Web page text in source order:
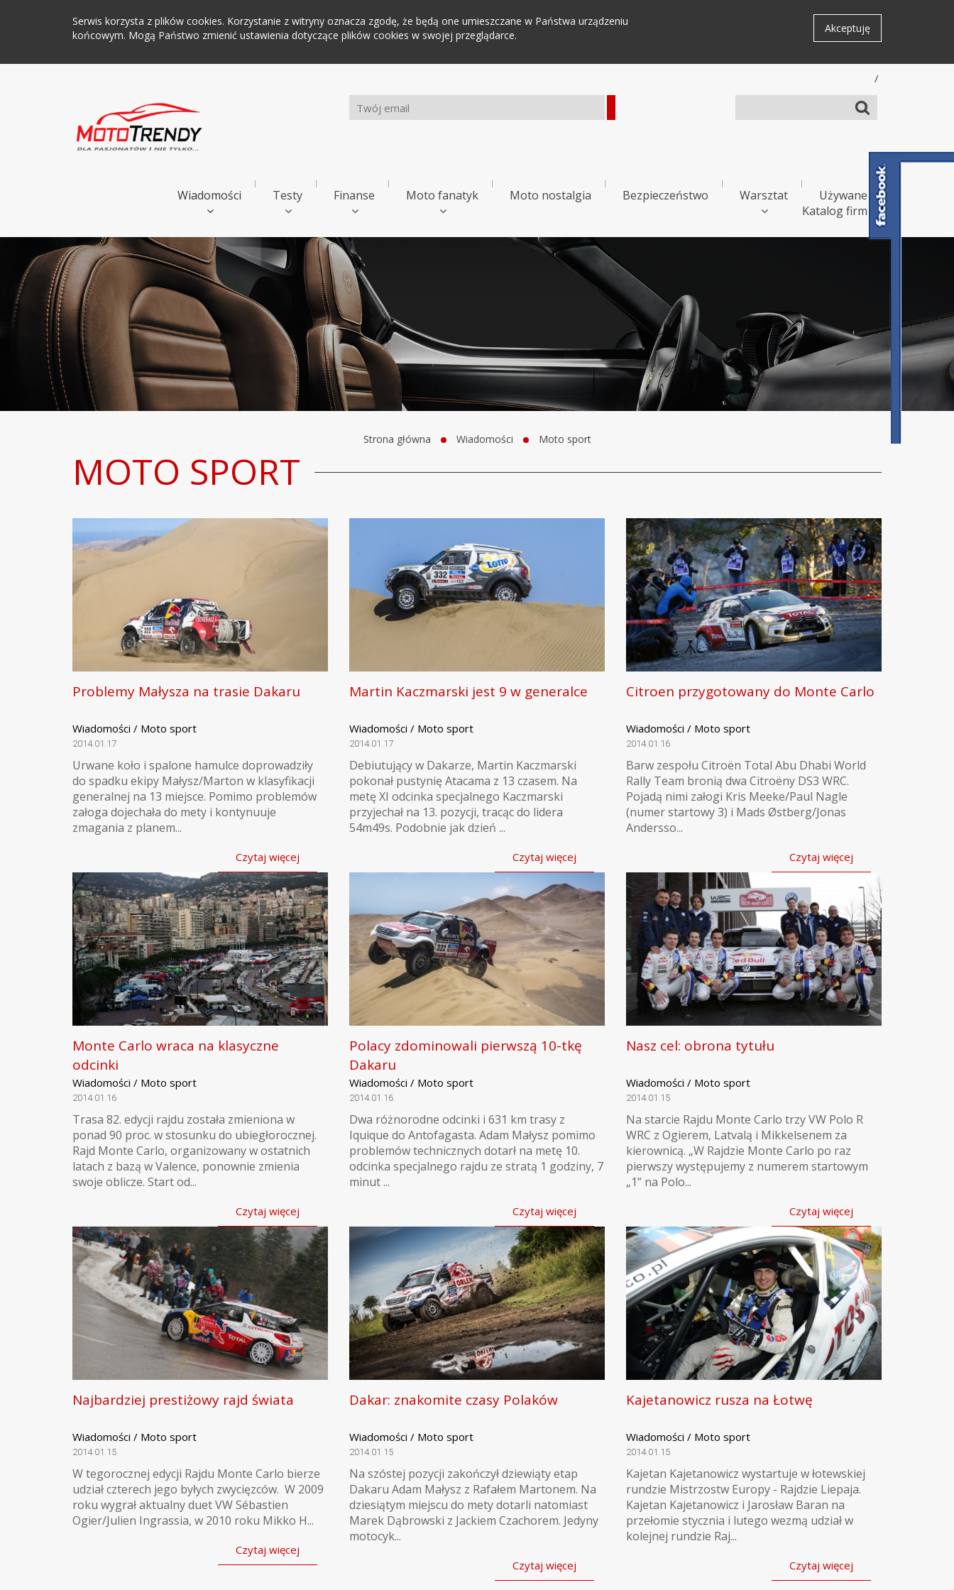
Serwis korzysta z plików cookies. Korzystanie z witryny oznacza zgodę, że będą one umieszczane w Państwa urządzeniu
końcowym. Mogą Państwo zmienić ustawienia dotyczące plików cookies w swojej przeglądarce.
Akceptuję
/
Wiadomości Testy Finanse Moto fanatyk Moto nostalgia Bezpieczeństwo Warsztat
Używane
Katalog firm
Strona główna Wiadomości Moto sport
MOTO SPORT
Problemy Małysza na trasie Dakaru
Wiadomości / Moto sport
2014.01.17
Urwane koło i spalone hamulce doprowadziły
do spadku ekipy Małysz/Marton w klasyfikacji
generalnej na 13 miejsce. Pomimo problemów
załoga dojechała do mety i kontynuuje
zmagania z planem...
Czytaj więcej
Martin Kaczmarski jest 9 w generalce
Wiadomości / Moto sport
2014.01.17
Debiutujący w Dakarze, Martin Kaczmarski
pokonał pustynię Atacama z 13 czasem. Na
metę XI odcinka specjalnego Kaczmarski
przyjechał na 13. pozycji, tracąc do lidera
54m49s. Podobnie jak dzień ...
Czytaj więcej
Citroen przygotowany do Monte Carlo
Wiadomości / Moto sport
2014.01.16
Barw zespołu Citroën Total Abu Dhabi World
Rally Team bronią dwa Citroëny DS3 WRC.
Pojadą nimi załogi Kris Meeke/Paul Nagle
(numer startowy 3) i Mads Østberg/Jonas
Andersso...
Czytaj więcej
Monte Carlo wraca na klasyczne
odcinki
Wiadomości / Moto sport
2014.01.16
Trasa 82. edycji rajdu została zmieniona w
ponad 90 proc. w stosunku do ubiegłorocznej.
Rajd Monte Carlo, organizowany w ostatnich
latach z bazą w Valence, ponownie zmienia
swoje oblicze. Start od...
Czytaj więcej
Polacy zdominowali pierwszą 10-tkę
Dakaru
Wiadomości / Moto sport
2014.01.16
Dwa różnorodne odcinki i 631 km trasy z
Iquique do Antofagasta. Adam Małysz pomimo
problemów technicznych dotarł na metę 10.
odcinka specjalnego rajdu ze stratą 1 godziny, 7
minut ...
Czytaj więcej
Nasz cel: obrona tytułu
Wiadomości / Moto sport
2014.01.15
Na starcie Rajdu Monte Carlo trzy VW Polo R
WRC z Ogierem, Latvalą i Mikkelsenem za
kierownicą. „W Rajdzie Monte Carlo po raz
pierwszy występujemy z numerem startowym
„1” na Polo...
Czytaj więcej
Najbardziej prestiżowy rajd świata
Wiadomości / Moto sport
2014.01.15
W tegorocznej edycji Rajdu Monte Carlo bierze
udział czterech jego byłych zwycięzców. W 2009
roku wygrał aktualny duet VW Sébastien
Ogier/Julien Ingrassia, w 2010 roku Mikko H...
Czytaj więcej
Dakar: znakomite czasy Polaków
Wiadomości / Moto sport
2014.01.15
​Na szóstej pozycji zakończył dziewiąty etap
Dakaru Adam Małysz z Rafałem Martonem. Na
dziesiątym miejscu do mety dotarli natomiast
Marek Dąbrowski z Jackiem Czachorem. Jedyny
motocyk...
Czytaj więcej
Kajetanowicz rusza na Łotwę
Wiadomości / Moto sport
2014.01.15
Kajetan Kajetanowicz wystartuje w łotewskiej
rundzie Mistrzostw Europy - Rajdzie Liepaja.
Kajetan Kajetanowicz i Jarosław Baran na
przełomie stycznia i lutego wezmą udział w
kolejnej rundzie Raj...
Czytaj więcej